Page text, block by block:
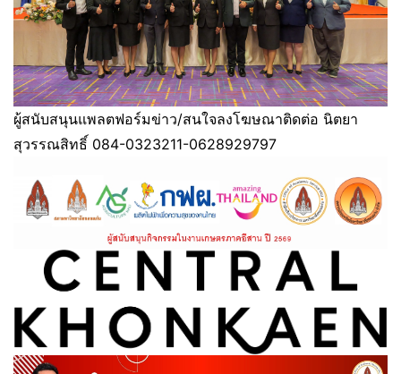
ผู้สนับสนุนแพลตฟอร์มข่าว/สนใจลงโฆษณาติดต่อ นิตยา
สุวรรณสิทธิ์ 084-0323211-0628929797